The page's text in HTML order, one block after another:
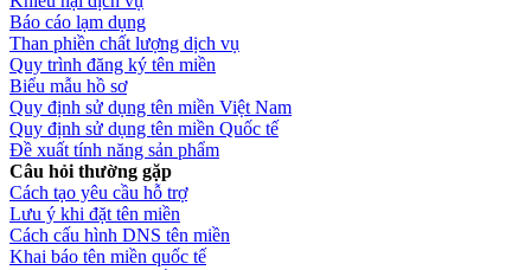
Báo cáo lạm dụng
Than phiền chất lượng dịch vụ
Quy trình đăng ký tên miền
Biểu mẫu hồ sơ
Quy định sử dụng tên miền Việt Nam
Quy định sử dụng tên miền Quốc tế
Đề xuất tính năng sản phẩm
Câu hỏi thường gặp
Cách tạo yêu cầu hỗ trợ
Lưu ý khi đặt tên miền
Cách cấu hình DNS tên miền
Khai báo tên miền quốc tế